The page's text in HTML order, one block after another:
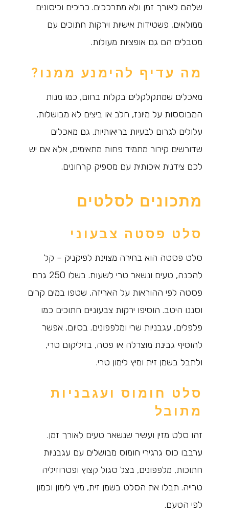
שלהם לאורך זמן ולא מתרככים. כריכים וכיסונים
ממולאים, פשטידות אישיות וירקות חתוכים עם
מטבלים הם גם אופציות מעולות.
מה עדיף להימנע ממנו?
מאכלים שמתקלקלים בקלות בחום, כמו מנות
המבוססות על מיונז, חלב או ביצים לא מבושלות,
עלולים לגרום לבעיות בריאותיות. גם מאכלים
שדורשים קירור מתמיד פחות מתאימים, אלא אם יש
לכם צידנית איכותית עם מספיק קרחונים.
מתכונים לסלטים
סלט פסטה צבעוני
סלט פסטה הוא בחירה מצוינת לפיקניק – קל
להכנה, טעים ונשאר טרי לשעות. בשלו 250 גרם
פסטה לפי ההוראות על האריזה, שטפו במים קרים
וסננו היטב. הוסיפו ירקות צבעוניים חתוכים כמו
פלפלים, עגבניות שרי ומלפפונים. בסיום, אפשר
להוסיף גבינת מוצרלה או פטה, בזיליקום טרי,
ולתבל בשמן זית ומיץ לימון טרי.
סלט חומוס ועגבניות
מתובל
זהו סלט מזין ועשיר שנשאר טעים לאורך זמן.
ערבבו כוס גרגירי חומוס מבושלים עם עגבניות
חתוכות, מלפפונים, בצל סגול קצוץ ופטרוזיליה
טרייה. תבלו את הסלט בשמן זית, מיץ לימון וכמון
לפי הטעם.